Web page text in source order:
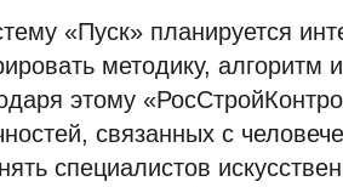
«Пуск» планируется
методику, алгоритм
этому
связанных с
специалистов